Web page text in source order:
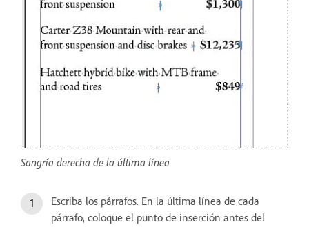
Sangría derecha de la última línea
Escriba los párrafos. En la última línea de cada
párrafo, coloque el punto de inserción antes del